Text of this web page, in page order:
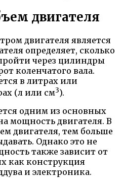
двигателя
двигателя является
определяет, сколько
через цилиндры
коленчатого вала.
в литрах или
(л или см3).
одним из основных
мощность двигателя. В
двигателя, тем больше
Однако это не
также зависит от
как конструкция
и электроника.